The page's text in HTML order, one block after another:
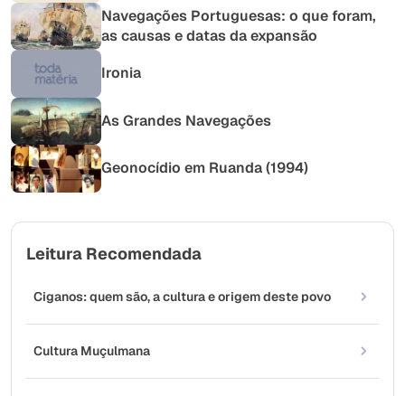
Navegações Portuguesas: o que foram,
as causas e datas da expansão
Ironia
As Grandes Navegações
Geonocídio em Ruanda (1994)
Leitura Recomendada
Ciganos: quem são, a cultura e origem deste povo
Cultura Muçulmana